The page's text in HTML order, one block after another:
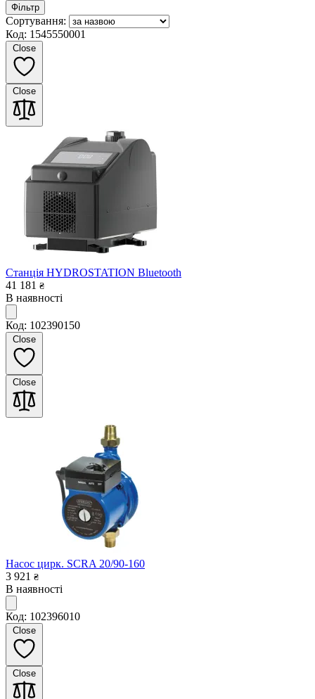
Фільтр
Сортування:
Код: 1545550001
Close
Close
Станція HYDROSTATION Bluetooth
41 181 ₴
В наявності
Код: 102390150
Close
Close
Насос цирк. SCRA 20/90-160
3 921 ₴
В наявності
Код: 102396010
Close
Close